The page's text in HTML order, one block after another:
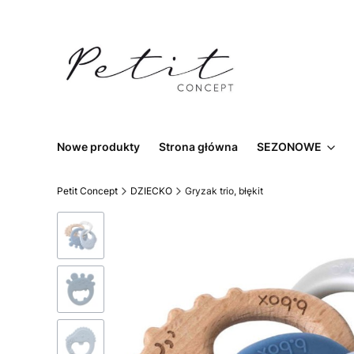
Nowe produkty Strona główna SEZONOWE
Petit Concept DZIECKO Gryzak trio, błękit